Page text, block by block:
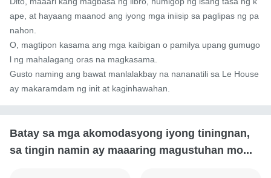
ape, at hayaang maanod ang iyong mga iniisip sa paglipas ng pa
nahon.
O, magtipon kasama ang mga kaibigan o pamilya upang gumugo
l ng mahalagang oras na magkasama.
Gusto naming ang bawat manlalakbay na nananatili sa Le House
ay makaramdam ng init at kaginhawahan.
Batay sa mga akomodasyong iyong tiningnan,
sa tingin namin ay maaaring magustuhan mo...